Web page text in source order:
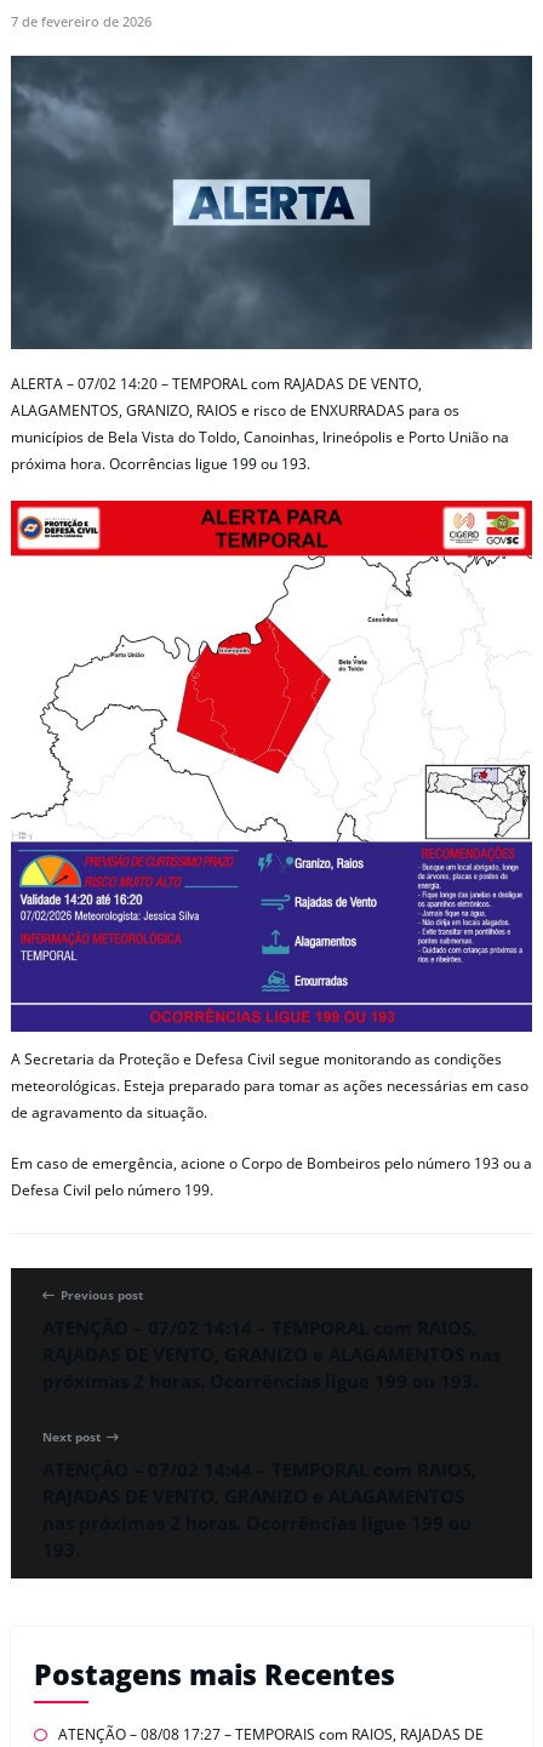
7 de fevereiro de 2026
ALERTA – 07/02 14:20 – TEMPORAL com RAJADAS DE VENTO,
ALAGAMENTOS, GRANIZO, RAIOS e risco de ENXURRADAS para os
municípios de Bela Vista do Toldo, Canoinhas, Irineópolis e Porto União na
próxima hora. Ocorrências ligue 199 ou 193.
A Secretaria da Proteção e Defesa Civil segue monitorando as condições
meteorológicas. Esteja preparado para tomar as ações necessárias em caso
de agravamento da situação.
Em caso de emergência, acione o Corpo de Bombeiros pelo número 193 ou a
Defesa Civil pelo número 199.
Previous post
Next post
Postagens mais Recentes
ATENÇÃO – 08/08 17:27 – TEMPORAIS com RAIOS, RAJADAS DE